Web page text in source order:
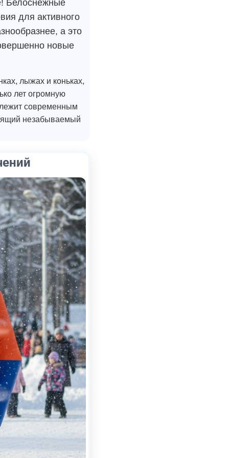
Белоснежные
для активного
а это
новые
лыжах и коньках,
лет огромную
современным
незабываемый